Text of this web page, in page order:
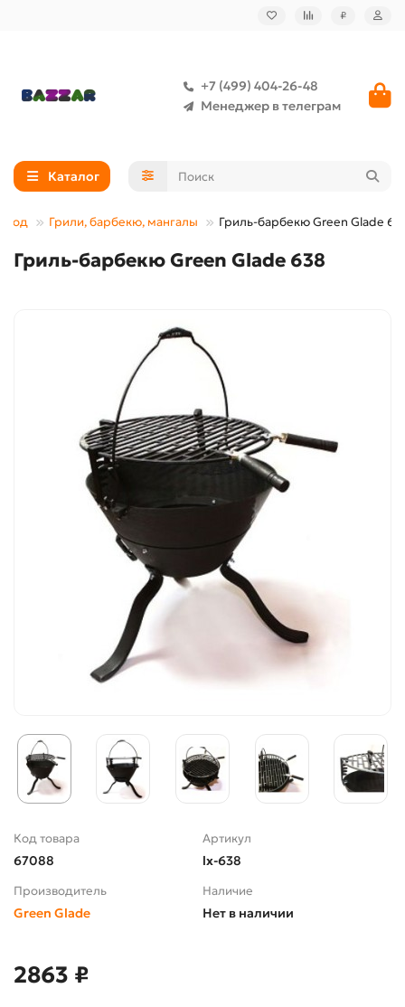
₽
+7 (499) 404-26-48
Менеджер в телеграм
Каталог
Грили, барбекю, мангалы Гриль-барбекю Green Glade
Гриль-барбекю Green Glade 638
Код товара
67088
Артикул
lx-638
Производитель
Green Glade
Наличие
Нет в наличии
2863 ₽